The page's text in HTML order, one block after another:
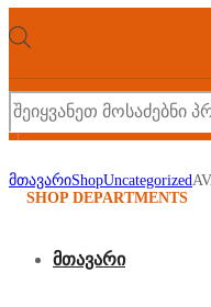
search
SHOP DEPARTMENTS
მთავარი
მთავარიShopUncategorized